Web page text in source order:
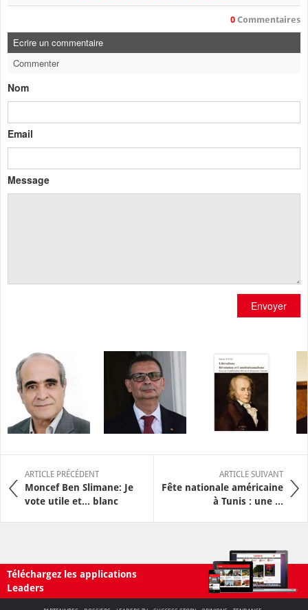
0 Commentaires
Ecrire un commentaire
Commenter
Nom
Email
Message
Envoyer
ARTICLE PRÉCÉDENT
Moncef Ben Slimane: Je
vote utile et… blanc
ARTICLE SUIVANT
Fête nationale américaine
à Tunis : une ...
Téléchargez les applications
Leaders